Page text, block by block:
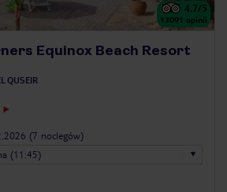
4.7/5
13091 opinii
Equinox Beach Resort
QUSEIR
(7 noclegów)
(11:45)